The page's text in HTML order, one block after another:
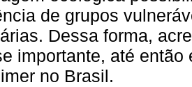
de grupos
Dessa forma,
importante, até
no Brasil.